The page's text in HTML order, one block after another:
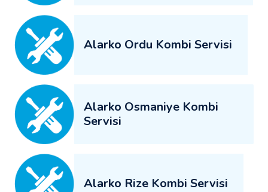
Alarko Ordu Kombi Servisi
Alarko Osmaniye Kombi
Servisi
Alarko Rize Kombi Servisi